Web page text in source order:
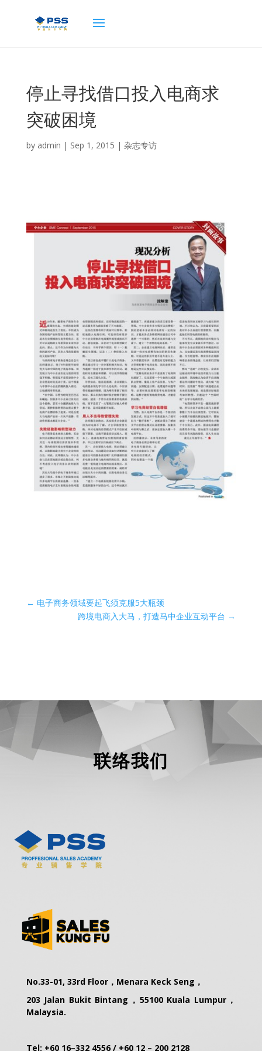
停止寻找借口投入电商求
突破困境
by admin | Sep 1, 2015 | 杂志专访
← 电子商务领域要起飞须克服5大瓶颈
跨境电商入大马，打造马中企业互动平台 →
联络我们
No.33-01, 33rd Floor，Menara Keck Seng，
203 Jalan Bukit Bintang，55100 Kuala Lumpur，
Malaysia.
Tel: +60 16–332 4556/ +60 12 – 200 2128